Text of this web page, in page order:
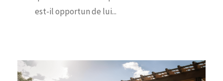
est-il opportun de lui...